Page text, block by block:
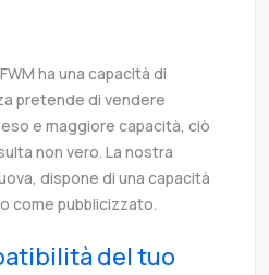
ha una capacità di
pretende di vendere
e maggiore capacità, ciò
non vero. La nostra
dispone di una capacità
come pubblicizzato.
del tuo